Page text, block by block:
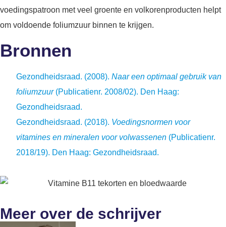
voedingspatroon met veel groente en volkorenproducten helpt
om voldoende foliumzuur binnen te krijgen.
Bronnen
Gezondheidsraad. (2008). Naar een optimaal gebruik van
foliumzuur(Publicatienr. 2008/02). Den Haag:
Gezondheidsraad.
Gezondheidsraad. (2018). Voedingsnormen voor
vitamines en mineralen voor volwassenen (Publicatienr.
2018/19). Den Haag: Gezondheidsraad.
Meer over de schrijver